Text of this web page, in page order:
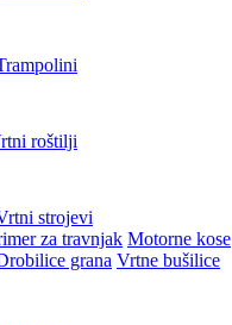
roštilji
strojevi
za travnjak Motorne kose
grana Vrtne bušilice